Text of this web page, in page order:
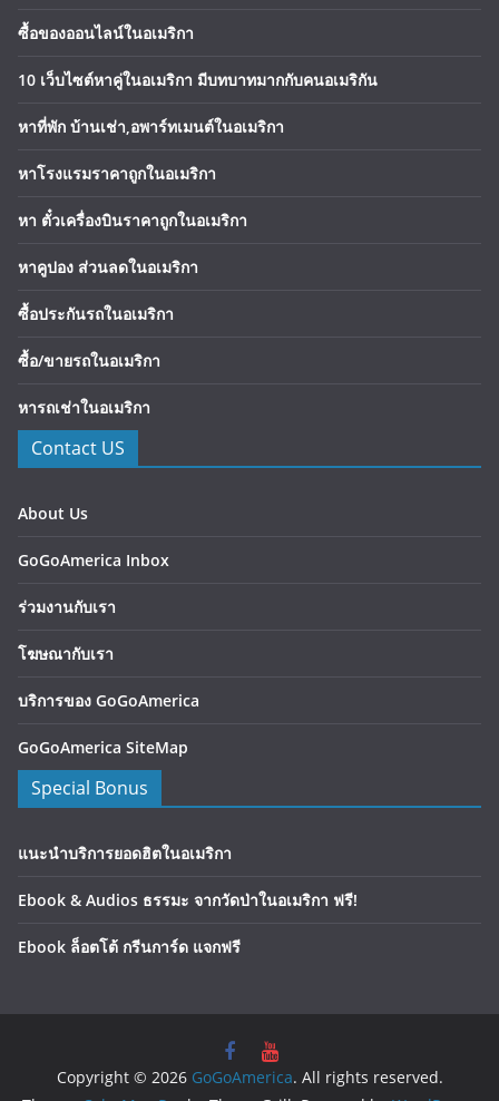
ซื้อของออนไลน์ในอเมริกา
10 เว็บไซต์หาคู่ในอเมริกา มีบทบาทมากกับคนอเมริกัน
หาที่พัก บ้านเช่า,อพาร์ทเมนต์ในอเมริกา
หาโรงแรมราคาถูกในอเมริกา
หา ตั๋วเครื่องบินราคาถูกในอเมริกา
หาคูปอง ส่วนลดในอเมริกา
ซื้อประกันรถในอเมริกา
ซื้อ/ขายรถในอเมริกา
หารถเช่าในอเมริกา
Contact US
About Us
GoGoAmerica Inbox
ร่วมงานกับเรา
โฆษณากับเรา
บริการของ GoGoAmerica
GoGoAmerica SiteMap
Special Bonus
แนะนำบริการยอดฮิตในอเมริกา
Ebook & Audios ธรรมะ จากวัดป่าในอเมริกา ฟรี!
Ebook ล็อตโต้ กรีนการ์ด แจกฟรี
Copyright © 2026 GoGoAmerica. All rights reserved.